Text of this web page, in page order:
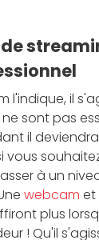
l'indique, il
sont pas
il
vous
à un
webcam et
plus
! Qu'il